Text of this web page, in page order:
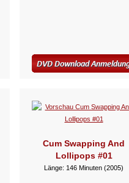
Cum Swapping And
Lollipops #01
Länge: 146 Minuten (2005)